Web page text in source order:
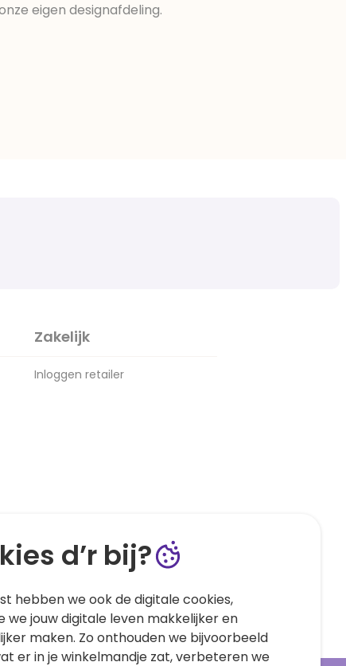
eigen designafdeling.
Zakelijk
Inloggen retailer
d’r bij?
hebben we ook de digitale cookies,
we jouw digitale leven makkelijker en
maken. Zo onthouden we bijvoorbeeld
er in je winkelmandje zat, verbeteren we